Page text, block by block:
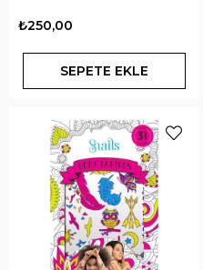
₺250,00
SEPETE EKLE